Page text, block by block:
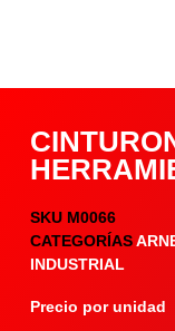
SKU M0066
CATEGORÍAS
INDUSTRIAL
Precio por unidad